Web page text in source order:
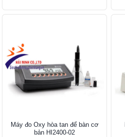
Máy đo Oxy hòa tan để bàn cơ
bản HI2400-02